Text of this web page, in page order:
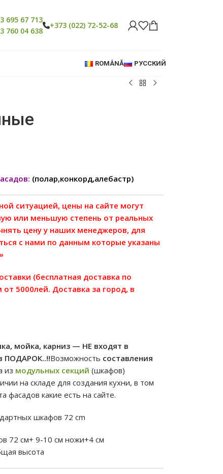
695 67 713
760 04 638
+373 (022) 72-52-68
ROMÂNĂ РУССКИЙ
(полар,конкорд,алебастр)
ситуацией, цены на сайте могут
или меньшую степень от реальных
цену у наших менеджеров, для
с нами по данным которые указаны
(бесплатная доставка по
5000лей. Доставка за город, в
мойка, карниз — НЕ входят в
ПОДАРОК..!!Возможность составления
из модульных секций (шкафов)
на складе для создания кухни, в том
фасадов какие есть на сайте.
шкафов 72 сm
72 см+ 9-10 см ножи+4 см
высота